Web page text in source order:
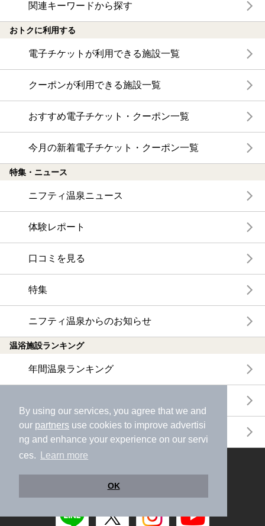
By using our services, you agree that we and
our partners use cookies to improve advertisi
ng and enhance your experience on our servi
ces.
Learn more
OK
関連キーワードから探す
おトクに利用する
電子チケットが利用できる施設一覧
クーポンが利用できる施設一覧
おすすめ電子チケット・クーポン一覧
今月の新着電子チケット・クーポン一覧
特集・ニュース
ニフティ温泉ニュース
体験レポート
口コミを見る
特集
ニフティ温泉からのお知らせ
温浴施設ランキング
年間温泉ランキング
サウナランキング